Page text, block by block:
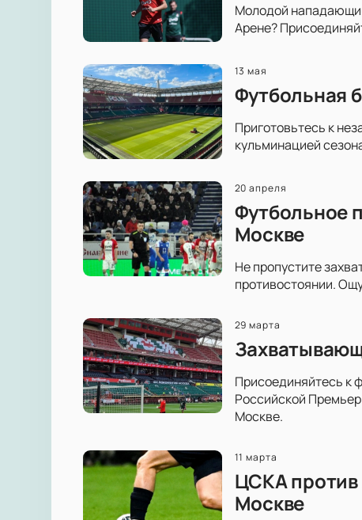
Молодой
Арене?
13 мая
Футбольная
Приготовьтесь к
кульминацией
20 апреля
Футбольное
Москве
Не пропустите
противостоянии.
29 марта
Присоединяйтесь к
Российской
Москве.
11 марта
ЦСКА против
Москве